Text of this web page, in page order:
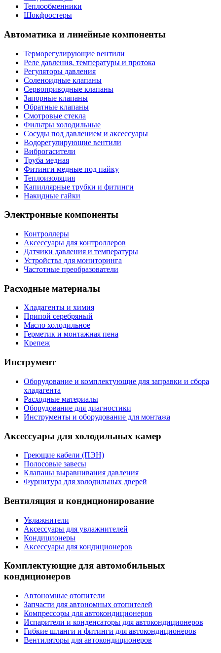
Теплообменники
Шокфростеры
Автоматика и линейные компоненты
Терморегулирующие вентили
Реле давления, температуры и протока
Регуляторы давления
Соленоидные клапаны
Сервоприводные клапаны
Запорные клапаны
Обратные клапаны
Смотровые стекла
Фильтры холодильные
Сосуды под давлением и аксессуары
Водорегулирующие вентили
Виброгасители
Труба медная
Фитинги медные под пайку
Теплоизоляция
Капиллярные трубки и фитинги
Накидные гайки
Электронные компоненты
Контроллеры
Аксессуары для контроллеров
Датчики давления и температуры
Устройства для мониторинга
Частотные преобразователи
Расходные материалы
Хладагенты и химия
Припой серебряный
Масло холодильное
Герметик и монтажная пена
Крепеж
Инструмент
Оборудование и комплектующие для заправки и сбора
хладагента
Расходные материалы
Оборудование для диагностики
Инструменты и оборудование для монтажа
Аксессуары для холодильных камер
Греющие кабели (ПЭН)
Полосовые завесы
Клапаны выравнивания давления
Фурнитура для холодильных дверей
Вентиляция и кондиционирование
Увлажнители
Аксессуары для увлажнителей
Кондиционеры
Аксессуары для кондиционеров
Комплектующие для автомобильных
кондиционеров
Автономные отопители
Запчасти для автономных отопителей
Компрессоры для автокондиционеров
Испарители и конденсаторы для автокондиционеров
Гибкие шланги и фитинги для автокондиционеров
Вентиляторы для автокондиционеров